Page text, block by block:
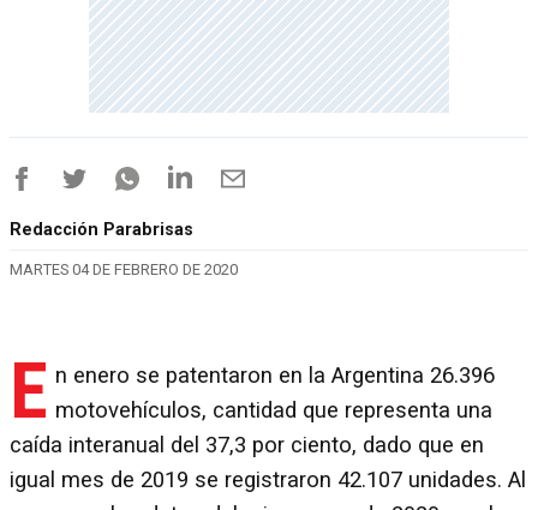
Redacción Parabrisas
MARTES 04 DE FEBRERO DE 2020
E n enero se patentaron en la Argentina 26.396
motovehículos, cantidad que representa una
caída interanual del 37,3 por ciento, dado que en
igual mes de 2019 se registraron 42.107 unidades. Al